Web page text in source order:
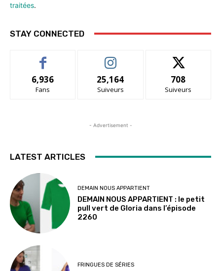
traitées.
STAY CONNECTED
6,936
Fans
25,164
Suiveurs
708
Suiveurs
- Advertisement -
LATEST ARTICLES
DEMAIN NOUS APPARTIENT
DEMAIN NOUS APPARTIENT : le petit
pull vert de Gloria dans l’épisode
2260
FRINGUES DE SÉRIES